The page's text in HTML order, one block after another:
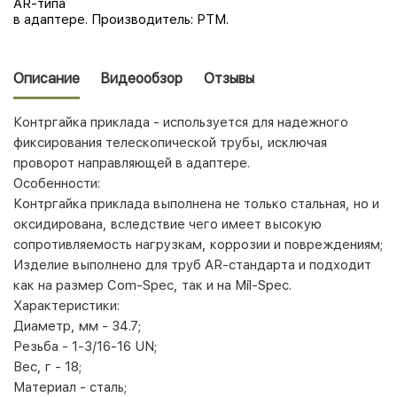
AR-типа
в адаптере. Производитель: РТМ.
Описание Видеообзор Отзывы
Контргайка приклада - используется для надежного
фиксирования телескопической трубы, исключая
проворот направляющей в адаптере.
Особенности:
Контргайка приклада выполнена не только стальная, но и
оксидирована, вследствие чего имеет высокую
сопротивляемость нагрузкам, коррозии и повреждениям;
Изделие выполнено для труб AR-стандарта и подходит
как на размер Com-Spec, так и на Mil-Spec.
Характеристики:
Диаметр, мм - 34.7;
Резьба - 1-3/16-16 UN;
Вес, г - 18;
Материал - сталь;